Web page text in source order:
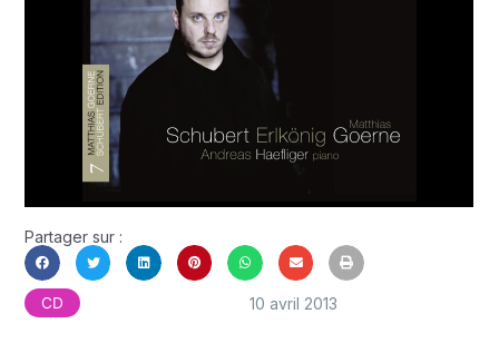
Partager sur :
CD 10 avril 2013